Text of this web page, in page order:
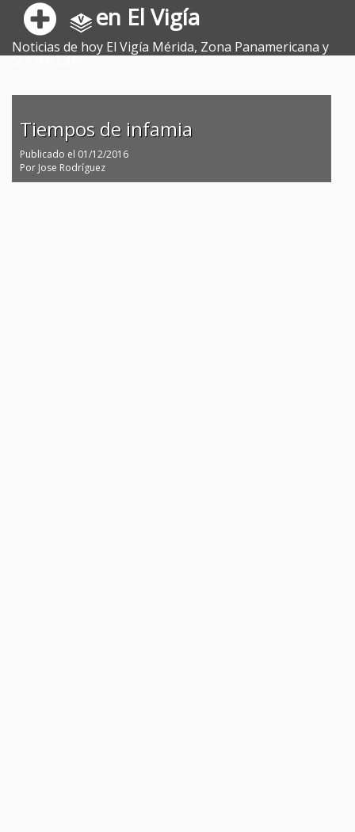
en El Vigía
Noticias de hoy El Vigía Mérida, Zona Panamericana y
Sur del Lago.
Tiempos de infamia
Publicado el 01/12/2016
Por Jose Rodríguez